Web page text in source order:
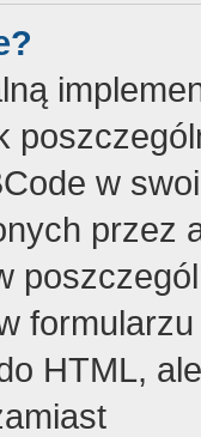
w
przez
HTML,